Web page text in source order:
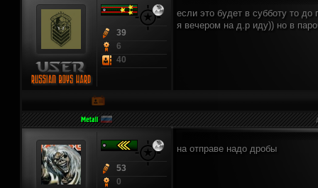
39
6
40
если это будет в субботу то до
я вечером на д.р иду)) но в
53
0
на отправе надо дробы